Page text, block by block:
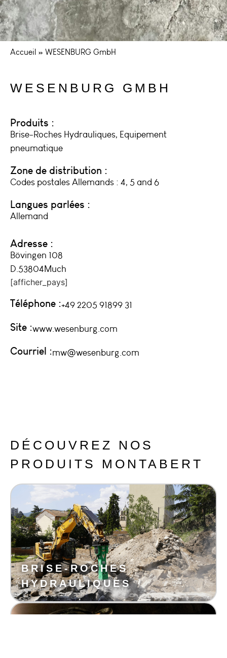
Accueil » WESENBURG GmbH
WESENBURG GMBH
Produits :
Brise-Roches Hydrauliques, Equipement
pneumatique
Zone de distribution :
Codes postales Allemands : 4, 5 and 6
Langues parlées :
Allemand
Adresse :
Bövingen 108
D.53804Much
[afficher_pays]
Téléphone :+49 2205 91899 31
Site :www.wesenburg.com
Courriel :mw@wesenburg.com
DÉCOUVREZ NOS
PRODUITS MONTABERT
BRISE-ROCHES
HYDRAULIQUES